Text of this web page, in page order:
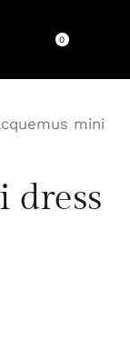
0
mini
dress